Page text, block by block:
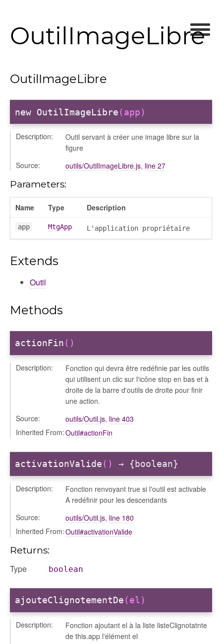
OutilImageLibre
OutilImageLibre
new OutilImageLibre(app)
Description:
Outil servant à créer une image libre sur la
figure
Source:
outils/OutilImageLibre.js, line 27
Parameters:
Name Type Description
app MtgApp L'application propriétaire
Extends
Outil
Methods
actionFin()
Description:
Fonction qui devra être redéfinie par les outils
qui utilisent un clic sur l'icône stop en bas et à
droite de la barre d'outils de droite pour finir
une action.
Source:
outils/Outil.js, line 403
Inherited From:Outil#actionFin
activationValide() → {boolean}
Description:
Fonction renvoyant true si l'outil est activable
A redéfinir pour les descendants
Source:
outils/Outil.js, line 180
Inherited From:Outil#activationValide
Returns:
Type boolean
ajouteClignotementDe(el)
Description:
Fonction ajoutant el à la liste listeClignotatnte
de this.app l'élément el